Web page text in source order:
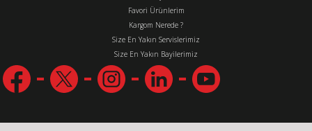
Favori Ürünlerim
Kargom Nerede ?
Size En Yakın Servislerimiz
Size En Yakın Bayilerimiz